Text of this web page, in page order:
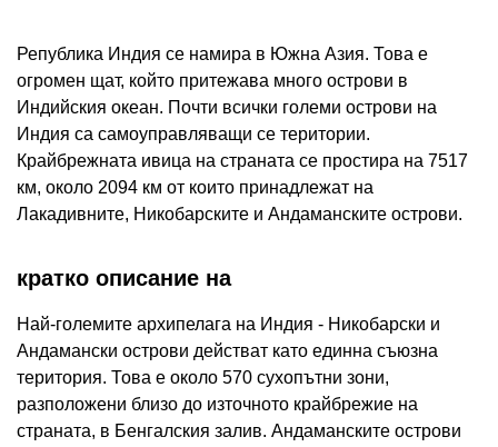
Република Индия се намира в Южна Азия. Това е
огромен щат, който притежава много острови в
Индийския океан. Почти всички големи острови на
Индия са самоуправляващи се територии.
Крайбрежната ивица на страната се простира на 7517
км, около 2094 км от които принадлежат на
Лакадивните, Никобарските и Андаманските острови.
кратко описание на
Най-големите архипелага на Индия - Никобарски и
Андамански острови действат като единна съюзна
територия. Това е около 570 сухопътни зони,
разположени близо до източното крайбрежие на
страната, в Бенгалския залив. Андаманските острови